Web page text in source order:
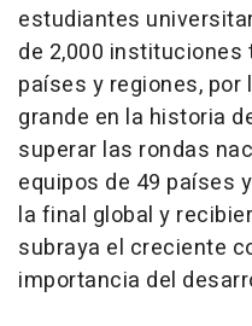
estudiantes
de 2,000
países y regiones,
grande en la historia
superar las rondas
equipos de 49 países
la final global y
subraya el creciente
importancia del